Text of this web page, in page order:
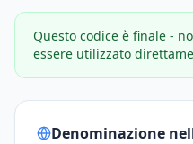
Questo codice è finale -
essere utilizzato
Denominazione